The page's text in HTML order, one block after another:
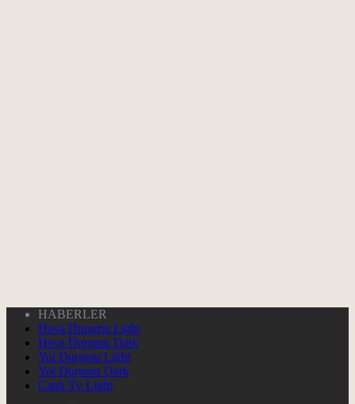
HABERLER
Hava Durumu Light
Hava Durumu Dark
Yol Durumu Light
Yol Durumu Dark
Canlı Tv Light